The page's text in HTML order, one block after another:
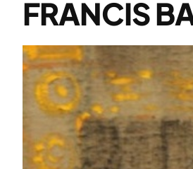
FRANCIS